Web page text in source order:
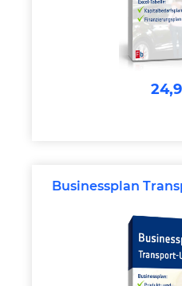
Businessplan